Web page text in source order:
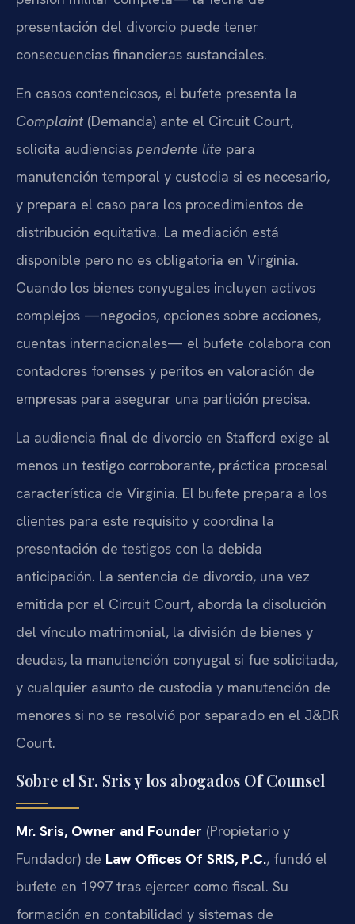
presentación del divorcio puede tener
consecuencias financieras sustanciales.
En casos contenciosos, el bufete presenta la
Complaint(Demanda) ante el Circuit Court,
solicita audiencias pendente lite para
manutención temporal y custodia si es necesario,
y prepara el caso para los procedimientos de
distribución equitativa. La mediación está
disponible pero no es obligatoria en Virginia.
Cuando los bienes conyugales incluyen activos
complejos —negocios, opciones sobre acciones,
cuentas internacionales— el bufete colabora con
contadores forenses y peritos en valoración de
empresas para asegurar una partición precisa.
La audiencia final de divorcio en Stafford exige al
menos un testigo corroborante, práctica procesal
característica de Virginia. El bufete prepara a los
clientes para este requisito y coordina la
presentación de testigos con la debida
anticipación. La sentencia de divorcio, una vez
emitida por el Circuit Court, aborda la disolución
del vínculo matrimonial, la división de bienes y
deudas, la manutención conyugal si fue solicitada,
y cualquier asunto de custodia y manutención de
menores si no se resolvió por separado en el J&DR
Court.
Sobre el Sr. Sris y los abogados Of Counsel
Mr. Sris, Owner and Founder (Propietario y
Fundador) de Law Offices Of SRIS, P.C., fundó el
bufete en 1997 tras ejercer como fiscal. Su
formación en contabilidad y sistemas de